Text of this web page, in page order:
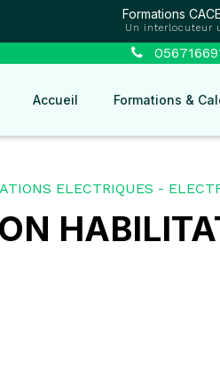
Formations
Un interlocuteur
Accueil Formations &
ELECTRIQUES -